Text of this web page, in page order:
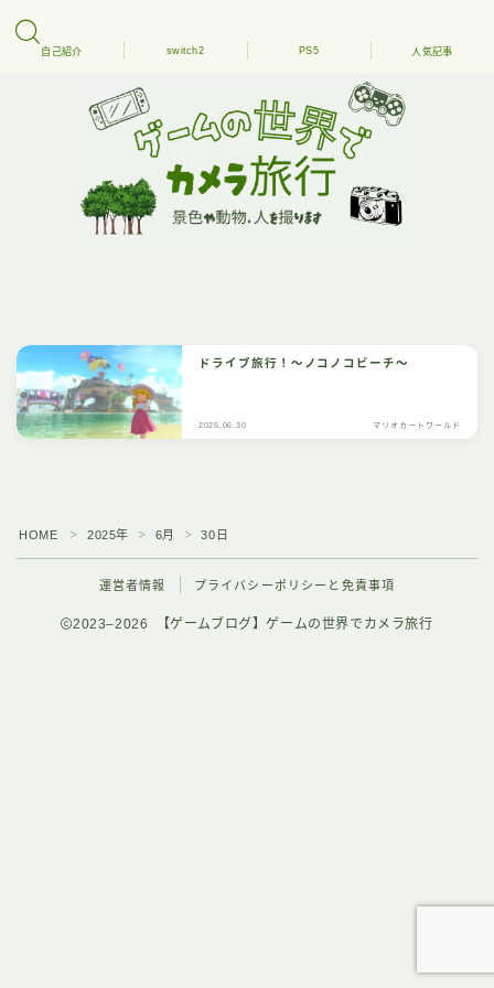
自己紹介 switch2 PS5 人気記事
ドライブ旅行！～ノコノコビーチ～
2025.06.30 マリオカートワールド
HOME ＞ 2025年 ＞ 6月 ＞ 30日
運営者情報 プライバシーポリシーと免責事項
2023–2026 【ゲームブログ】ゲームの世界でカメラ旅行